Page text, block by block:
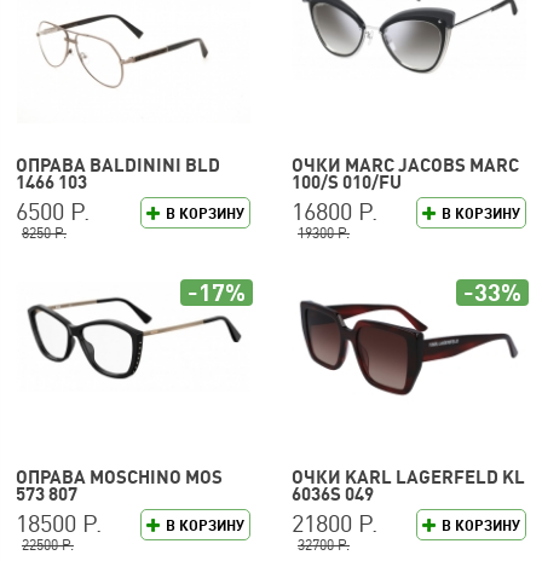
ОПРАВА BALDININI BLD
1466 103
В КОРЗИНУ
6500 Р.
8250 Р.
ОЧКИ MARC JACOBS MARC
100/S 010/FU
В КОРЗИНУ
16800 Р.
19300 Р.
ОПРАВА MOSCHINO MOS
573 807
В КОРЗИНУ
18500 Р.
22500 Р.
-17%
ОЧКИ KARL LAGERFELD KL
6036S 049
В КОРЗИНУ
21800 Р.
32700 Р.
-33%